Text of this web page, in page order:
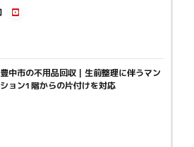
豊中市の不用品回収｜生前整理に伴うマン
ション1階からの片付けを対応